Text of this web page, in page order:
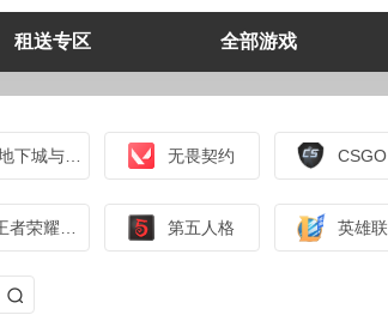
租送专区 全部游戏
无畏契约 CSGO
第五人格